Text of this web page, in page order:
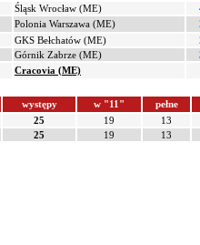
Śląsk Wrocław (ME)
Polonia Warszawa (ME)
GKS Bełchatów (ME)
Górnik Zabrze (ME)
Cracovia (ME)
występy w "11"
pełne
25 19
13
25 19 13